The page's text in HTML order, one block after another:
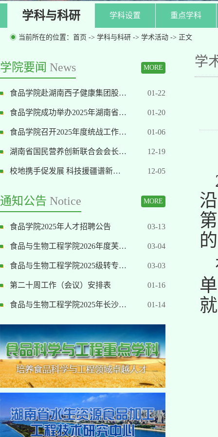
学科与科研 学科设置 重点学科
◉ 当前所在的位置： 首页 -> 学科与科研 -> 学术活动 -> 正文
学院要闻 News MORE
食品学院赴湖南西子健康集团股… 01-22
食品学院成功举办2025年湖南省… 01-20
食品学院召开2025年度统战工作… 01-06
湖南省国民营养创新联合会会长… 12-19
校地携手促发展 科技援疆谱新… 12-05
通知公告 Notice MORE
食品学院2025年人才招聘公告 03-13
食品与生物工程学院2026年度芙… 03-04
食品与生物工程学院2025级转专… 03-03
第二十周工作（会议）安排表 01-16
食品与生物工程学院2025年长沙… 01-14
学